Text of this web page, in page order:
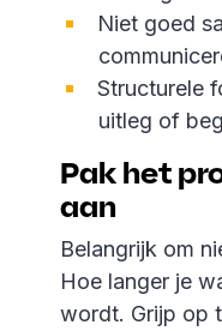
Niet goed
Structurele
uitleg of
Pak het
aan
Belangrijk om
Hoe langer je
wordt. Grijp op